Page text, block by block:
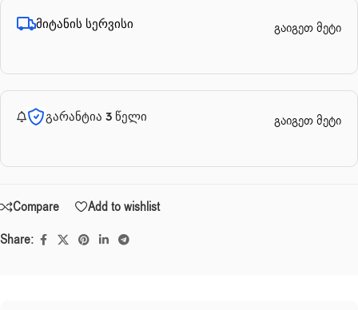
მიტანის სერვისი გაიგეთ მეტი
გარანტია 3 წელი გაიგეთ მეტი
Compare
Add to wishlist
Share: